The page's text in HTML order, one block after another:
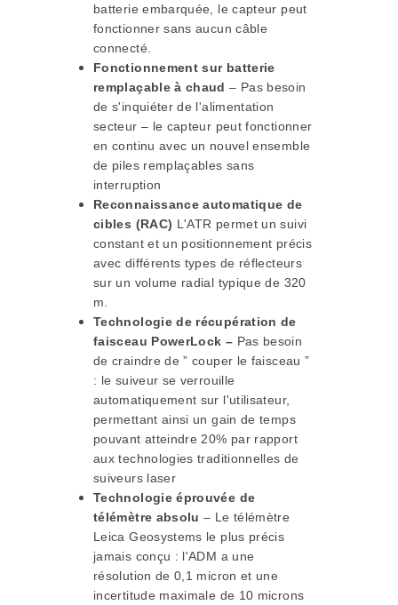
batterie embarquée, le capteur peut
fonctionner sans aucun câble
connecté.
Fonctionnement sur batterie
remplaçable à chaud– Pas besoin
de s'inquiéter de l'alimentation
secteur – le capteur peut fonctionner
en continu avec un nouvel ensemble
de piles remplaçables sans
interruption
Reconnaissance automatique de
cibles (RAC) L'ATR permet un suivi
constant et un positionnement précis
avec différents types de réflecteurs
sur un volume radial typique de 320
m.
Technologie de récupération de
faisceau PowerLock – Pas besoin
de craindre de ” couper le faisceau ”
: le suiveur se verrouille
automatiquement sur l'utilisateur,
permettant ainsi un gain de temps
pouvant atteindre 20% par rapport
aux technologies traditionnelles de
suiveurs laser
Technologie éprouvée de
télémètre absolu – Le télémètre
Leica Geosystems le plus précis
jamais conçu : l'ADM a une
résolution de 0,1 micron et une
incertitude maximale de 10 microns